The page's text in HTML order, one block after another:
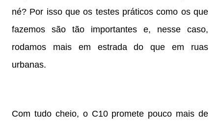
né? Por isso que os testes práticos como os que
fazemos são tão importantes e, nesse caso,
rodamos mais em estrada do que em ruas
urbanas.
Com tudo cheio, o C10 promete pouco mais de